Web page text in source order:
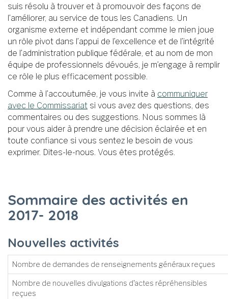
suis résolu à trouver et à promouvoir des façons de
l’améliorer, au service de tous les Canadiens. Un
organisme externe et indépendant comme le mien joue
un rôle pivot dans l’appui de l’excellence et de l’intégrité
de l’administration publique fédérale, et au nom de mon
équipe de professionnels dévoués, je m’engage à remplir
ce rôle le plus efficacement possible.
Comme à l’accoutumée, je vous invite à communiquer
avec le Commissariat si vous avez des questions, des
commentaires ou des suggestions. Nous sommes là
pour vous aider à prendre une décision éclairée et en
toute confiance si vous sentez le besoin de vous
exprimer. Dites-le-nous. Vous êtes protégés.
Sommaire des activités en
2017- 2018
Nouvelles activités
Nombre de demandes de renseignements généraux reçues
Nombre de nouvelles divulgations d'actes répréhensibles
reçues